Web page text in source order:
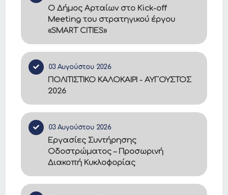
Ο Δήμος Αρταίων στο Kick-off
Meeting του στρατηγικού έργου
«SMART CITIES»
03 Αυγούστου 2026
ΠΟΛΙΤΙΣΤΙΚΟ ΚΑΛΟΚΑΙΡΙ - ΑΥΓΟΥΣΤΟΣ
2026
03 Αυγούστου 2026
Εργασίες Συντήρησης
Οδοστρώματος – Προσωρινή
Διακοπή Κυκλοφορίας